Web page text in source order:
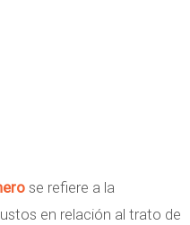
se refiere a la
en relación al trato de